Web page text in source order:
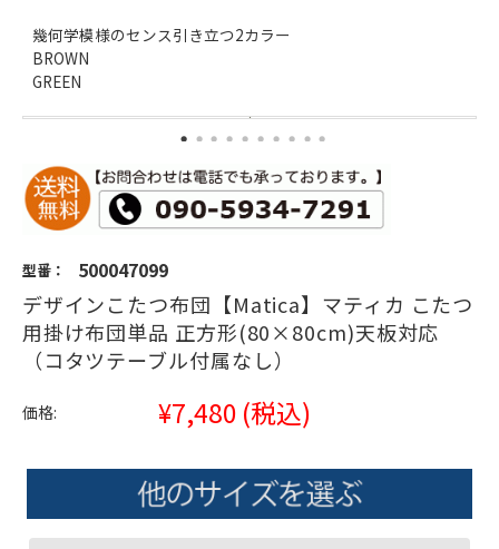
幾何学模様のセンス引き立つ2カラー
BROWN
GREEN
型番： 500047099
デザインこたつ布団【Matica】マティカ こたつ
用掛け布団単品 正方形(80×80cm)天板対応
（コタツテーブル付属なし）
価格: ¥7,480 (税込)